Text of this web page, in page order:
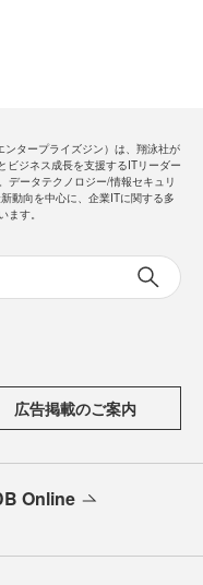
ンタープライズジン）は、翔泳社が
ビジネス成長を支援するITリーダー
データテクノロジー/情報セキュリ
動向を中心に、企業ITに関する多
す。
広告掲載のご案内
Online